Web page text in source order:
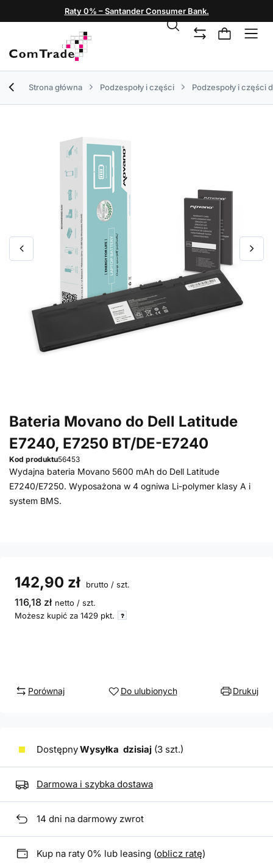
Raty 0% – Santander Consumer Bank.
Strona główna Podzespoły i części Podzespoły i części
Bateria Movano do Dell Latitude
E7240, E7250 BT/DE-E7240
Kod produktu56453
Wydajna bateria Movano 5600 mAh do Dell Latitude
E7240/E7250. Wyposażona w 4 ogniwa Li-polymer klasy A i
system BMS.
142,90 zł brutto / szt.
116,18 zł netto / szt.
Możesz kupić za 1429 pkt.
Porównaj Do ulubionych Drukuj
DostępnyWysyłka dzisiaj (3 szt.)
Darmowa i szybka dostawa
14 dni na darmowy zwrot
Kup na raty 0% lub leasing (oblicz ratę)